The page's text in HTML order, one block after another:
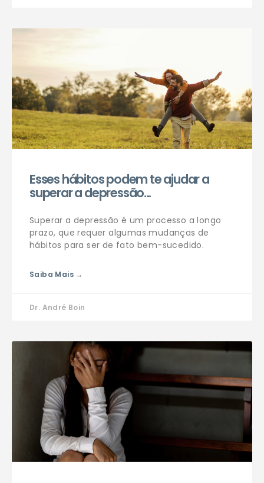
Esses hábitos podem te ajudar a
superar a depressão…
Superar a depressão é um processo a longo
prazo, que requer algumas mudanças de
hábitos para ser de fato bem-sucedido.
Saiba Mais →
Dr. André Boin